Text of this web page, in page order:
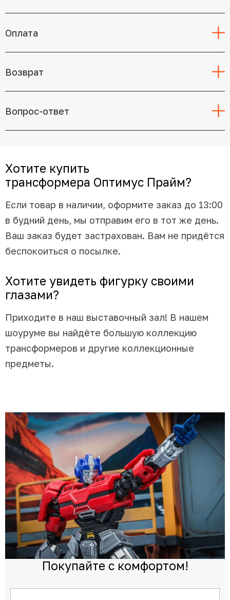
Оплата
Возврат
Вопрос-ответ
Хотите купить
трансформера Оптимус Прайм?
Если товар в наличии, оформите заказ до 13:00
в будний день, мы отправим его в тот же день.
Ваш заказ будет застрахован. Вам не придётся
беспокоиться о посылке.
Хотите увидеть фигурку своими
глазами?
Приходите в наш выставочный зал! В нашем
шоуруме вы найдёте большую коллекцию
трансформеров и другие коллекционные
предметы.
Покупайте с комфортом!